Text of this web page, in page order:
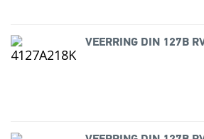
VEERRING DIN 127B